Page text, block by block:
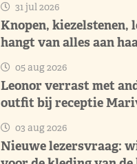
31 jul 2026
Knopen, kiezelstenen,
hangt van alles aan
05 aug 2026
Leonor verrast met
outfit bij receptie
03 aug 2026
Nieuwe lezersvraag: